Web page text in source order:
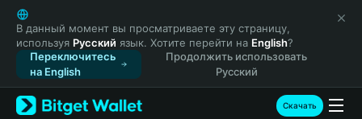
English
日本語
Tiếng Việt
Русский
Español (Latinoamérica)
Türkçe
В данный момент вы просматриваете эту страницу,
используя Русский язык. Хотите перейти на English?
Переключитесь
на English
Продолжить использовать
Русский
Скачать